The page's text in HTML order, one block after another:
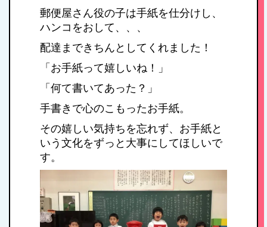
郵便屋さん役の子は手紙を仕分けし、
ハンコをおして、、、
配達まできちんとしてくれました！
「お手紙って嬉しいね！」
「何て書いてあった？」
手書きで心のこもったお手紙。
その嬉しい気持ちを忘れず、お手紙と
いう文化をずっと大事にしてほしいで
す。